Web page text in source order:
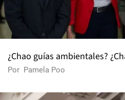
¿Chao guías ambientales?
Por Pamela Poo